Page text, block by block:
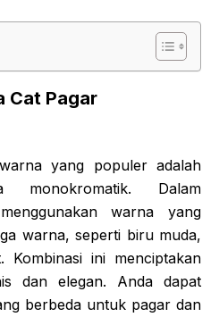
Cat Pagar
yang populer adalah
monokromatik. Dalam
warna yang
warna, seperti biru muda,
ini menciptakan
dan elegan. Anda dapat
berbeda untuk pagar dan